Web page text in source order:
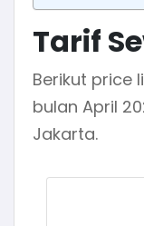
Tarif
Berikut price
bulan April
Jakarta.